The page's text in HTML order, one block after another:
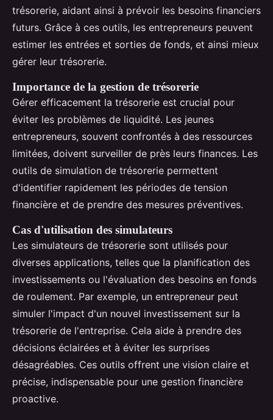
trésorerie, aidant ainsi à prévoir les besoins financiers
futurs. Grâce à ces outils, les entrepreneurs peuvent
estimer les entrées et sorties de fonds, et ainsi mieux
gérer leur trésorerie.
Importance de la gestion de trésorerie
Gérer efficacement la trésorerie est crucial pour
éviter les problèmes de liquidité. Les jeunes
entrepreneurs, souvent confrontés à des ressources
limitées, doivent surveiller de près leurs finances. Les
outils de simulation de trésorerie permettent
d'identifier rapidement les périodes de tension
financière et de prendre des mesures préventives.
Cas d'utilisation des simulateurs
Les simulateurs de trésorerie sont utilisés pour
diverses applications, telles que la planification des
investissements ou l'évaluation des besoins en fonds
de roulement. Par exemple, un entrepreneur peut
simuler l'impact d'un nouvel investissement sur la
trésorerie de l'entreprise. Cela aide à prendre des
décisions éclairées et à éviter les surprises
désagréables. Ces outils offrent une vision claire et
précise, indispensable pour une gestion financière
proactive.